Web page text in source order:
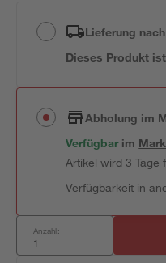
Lieferung
Dieses Produkt
Abholung im
Verfügbar im
Artikel wird 3 Tage
Verfügbarkeit in
Anzahl: